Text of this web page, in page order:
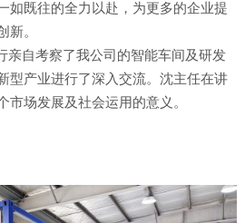
如既往的全力以赴，为更多的企业提
新。
亲自考察了我公司的智能车间及研发
型产业进行了深入交流。沈主任在讲
市场发展及社会运用的意义。